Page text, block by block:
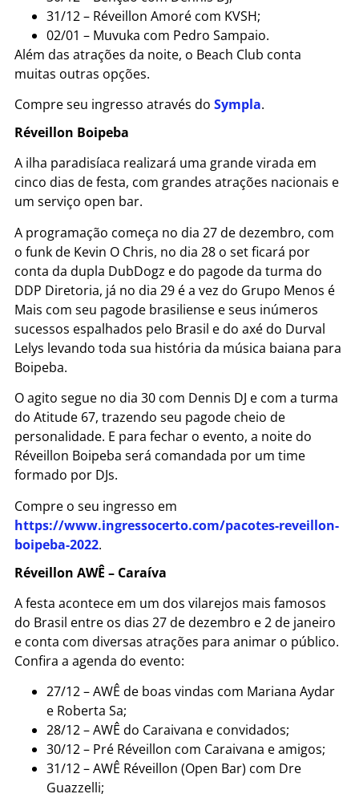
31/12 – Réveillon Amoré com KVSH;
02/01 – Muvuka com Pedro Sampaio.
Além das atrações da noite, o Beach Club conta
muitas outras opções.
Compre seu ingresso através do Sympla.
Réveillon Boipeba
A ilha paradisíaca realizará uma grande virada em
cinco dias de festa, com grandes atrações nacionais e
um serviço open bar.
A programação começa no dia 27 de dezembro, com
o funk de Kevin O Chris, no dia 28 o set ficará por
conta da dupla DubDogz e do pagode da turma do
DDP Diretoria, já no dia 29 é a vez do Grupo Menos é
Mais com seu pagode brasiliense e seus inúmeros
sucessos espalhados pelo Brasil e do axé do Durval
Lelys levando toda sua história da música baiana para
Boipeba.
O agito segue no dia 30 com Dennis DJ e com a turma
do Atitude 67, trazendo seu pagode cheio de
personalidade. E para fechar o evento, a noite do
Réveillon Boipeba será comandada por um time
formado por DJs.
Compre o seu ingresso em
https://www.ingressocerto.com/pacotes-reveillon-
boipeba-2022.
Réveillon AWÊ – Caraíva
A festa acontece em um dos vilarejos mais famosos
do Brasil entre os dias 27 de dezembro e 2 de janeiro
e conta com diversas atrações para animar o público.
Confira a agenda do evento:
27/12 – AWÊ de boas vindas com Mariana Aydar
e Roberta Sa;
28/12 – AWÊ do Caraivana e convidados;
30/12 – Pré Réveillon com Caraivana e amigos;
31/12 – AWÊ Réveillon (Open Bar) com Dre
Guazzelli;